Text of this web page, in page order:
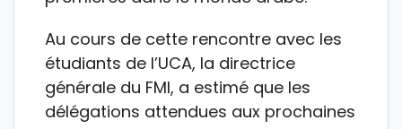
Au cours de cette rencontre avec les
étudiants de l’UCA, la directrice
générale du FMI, a estimé que les
délégations attendues aux prochaines